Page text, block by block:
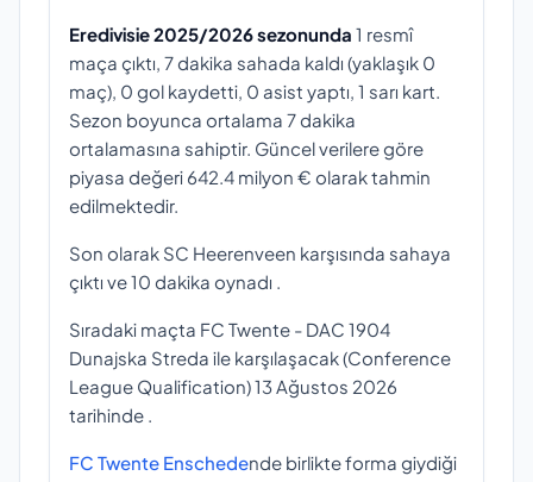
Eredivisie 2025/2026 sezonunda 1 resmî
maça çıktı, 7 dakika sahada kaldı (yaklaşık 0
maç), 0 gol kaydetti, 0 asist yaptı, 1 sarı kart.
Sezon boyunca ortalama 7 dakika
ortalamasına sahiptir. Güncel verilere göre
piyasa değeri 642.4 milyon € olarak tahmin
edilmektedir.
Son olarak SC Heerenveen karşısında sahaya
çıktı ve 10 dakika oynadı .
Sıradaki maçta FC Twente - DAC 1904
Dunajska Streda ile karşılaşacak (Conference
League Qualification) 13 Ağustos 2026
tarihinde .
FC Twente Enschedende birlikte forma giydiği